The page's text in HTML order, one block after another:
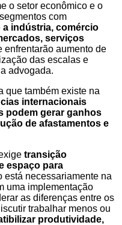
o setor econômico e o
com
indústria, comércio
serviços
aumento de
das escalas e
advogada.
que também existe na
internacionais
podem gerar ganhos
de afastamentos e
transição
espaço para
está necessariamente na
uma implementação
as diferenças entre os
trabalhar menos ou
produtividade,